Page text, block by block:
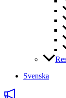
Svenska